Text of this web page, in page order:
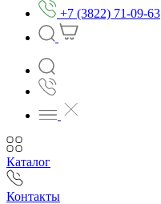
+7 (3822) 71-09-63
Каталог
Контакты